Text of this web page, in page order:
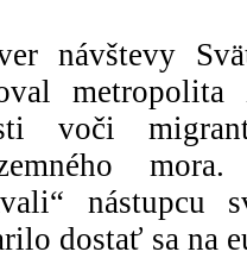
návštevy
voči
dostať sa na